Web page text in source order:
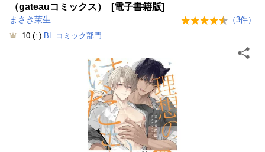
（gateauコミックス） [電子書籍版]
まさき茉生 （3件）
10 (↑) BL コミック部門